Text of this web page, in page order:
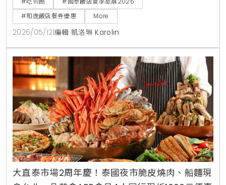
意，更透過跨館通用券與知名卡通IP聯名，精準鎖定親
子客群與小資上班族的日常消費痛點 。
#和逸飯店餐券優惠
More
2026/05/12 編輯 凱洛琳 Karolin
大直泰市場2周年慶！泰國夜市脆皮燒肉、船麵現